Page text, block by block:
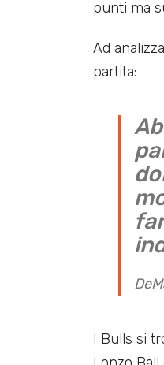
punti ma
Ad
partita:
I Bulls si